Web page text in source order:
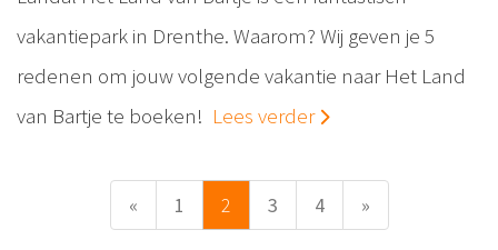
vakantiepark in Drenthe. Waarom? Wij geven je 5
redenen om jouw volgende vakantie naar Het Land
van Bartje te boeken! Lees verder
« 1 2 3 4 »